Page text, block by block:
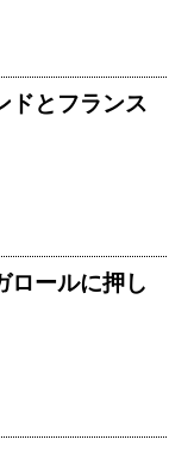
ドとフランス
ロールに押し